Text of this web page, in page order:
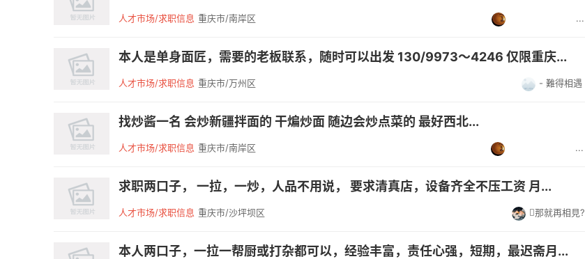
人才市场/求职信息 重庆市/南岸区 ㅤㅤㅤㅤㅤㅤㅤㅤ...
本人是单身面匠，需要的老板联系，随时可以出发 130/9973～4246 仅限重庆...
人才市场/求职信息 重庆市/万州区 - 難得相遇
找炒酱一名 会炒新疆拌面的 干煸炒面 随边会炒点菜的 最好西北...
人才市场/求职信息 重庆市/南岸区 ㅤㅤㅤㅤㅤㅤㅤㅤ...
求职两口子， 一拉，一炒，人品不用说， 要求清真店，设备齐全不压工资 月...
人才市场/求职信息 重庆市/沙坪坝区 那就再相見?
本人两口子，一拉一帮厨或打杂都可以，经验丰富，责任心强，短期，最迟斋月...